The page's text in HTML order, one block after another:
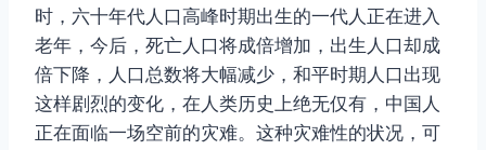
时，六十年代人口高峰时期出生的一代人正在进入
老年，今后，死亡人口将成倍增加，出生人口却成
倍下降，人口总数将大幅减少，和平时期人口出现
这样剧烈的变化，在人类历史上绝无仅有，中国人
正在面临一场空前的灾难。这种灾难性的状况，可